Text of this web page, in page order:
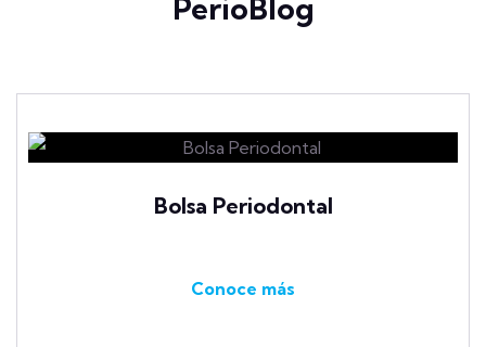
PerioBlog
Bolsa Periodontal
Conoce más